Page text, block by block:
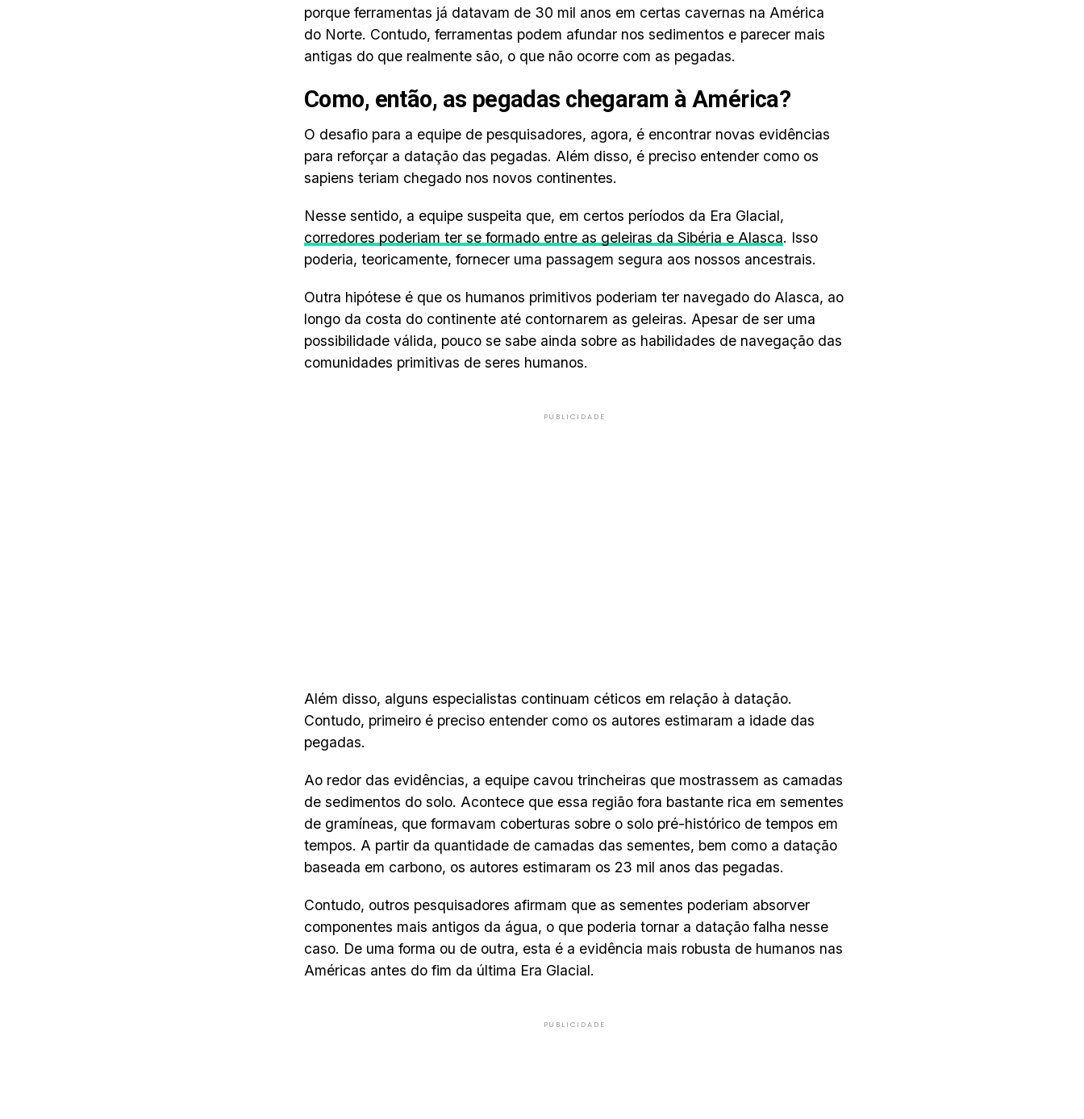
porque ferramentas já datavam de 30 mil anos em certas cavernas na América
do Norte. Contudo, ferramentas podem afundar nos sedimentos e parecer mais
antigas do que realmente são, o que não ocorre com as pegadas.
Como, então, as pegadas chegaram à América?
O desafio para a equipe de pesquisadores, agora, é encontrar novas evidências
para reforçar a datação das pegadas. Além disso, é preciso entender como os
sapiens teriam chegado nos novos continentes.
Nesse sentido, a equipe suspeita que, em certos períodos da Era Glacial,
corredores poderiam ter se formado entre as geleiras da Sibéria e Alasca. Isso
poderia, teoricamente, fornecer uma passagem segura aos nossos ancestrais.
Outra hipótese é que os humanos primitivos poderiam ter navegado do Alasca, ao
longo da costa do continente até contornarem as geleiras. Apesar de ser uma
possibilidade válida, pouco se sabe ainda sobre as habilidades de navegação das
comunidades primitivas de seres humanos.
PUBLICIDADE
Além disso, alguns especialistas continuam céticos em relação à datação.
Contudo, primeiro é preciso entender como os autores estimaram a idade das
pegadas.
Ao redor das evidências, a equipe cavou trincheiras que mostrassem as camadas
de sedimentos do solo. Acontece que essa região fora bastante rica em sementes
de gramíneas, que formavam coberturas sobre o solo pré-histórico de tempos em
tempos. A partir da quantidade de camadas das sementes, bem como a datação
baseada em carbono, os autores estimaram os 23 mil anos das pegadas.
Contudo, outros pesquisadores afirmam que as sementes poderiam absorver
componentes mais antigos da água, o que poderia tornar a datação falha nesse
caso. De uma forma ou de outra, esta é a evidência mais robusta de humanos nas
Américas antes do fim da última Era Glacial.
PUBLICIDADE